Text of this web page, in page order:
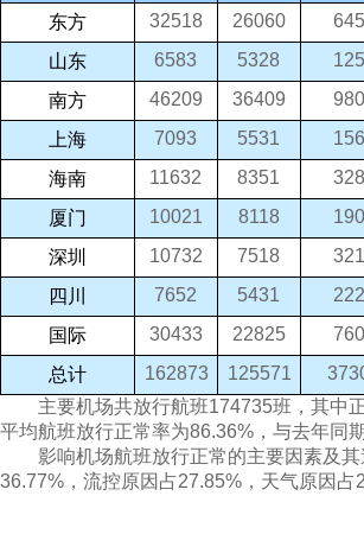
东方
32518 26060
山东
6583 5328
南方
46209 36409
上海
7093 5531
海南
11632 8351
厦门
10021 8118
深圳
10732 7518
四川
7652 5431
国际
30433 22825
总计
162873 125571
主要机场共放行航班174735班，其中
平均航班放行正常率为86.36%，与去年同
影响机场航班放行正常的主要因素及其
36.77%，流控原因占27.85%，天气原因